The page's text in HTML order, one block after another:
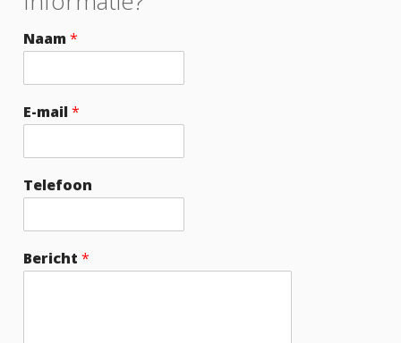
Naam*
E-mail*
Telefoon
Bericht *